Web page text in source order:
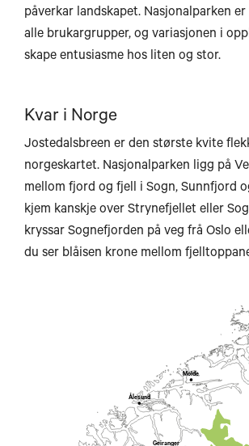
påverkar landskapet. Nasjonalparken
alle brukargrupper, og variasjonen i
skape entusiasme hos liten og stor.
Kvar i Norge
Jostedalsbreen er den største kvite
norgeskartet. Nasjonalparken ligg på
mellom fjord og fjell i Sogn, Sunnfjord
kjem kanskje over Strynefjellet eller
kryssar Sognefjorden på veg frå Oslo
du ser blåisen krone mellom
Geiranger
Ålesund
Molde